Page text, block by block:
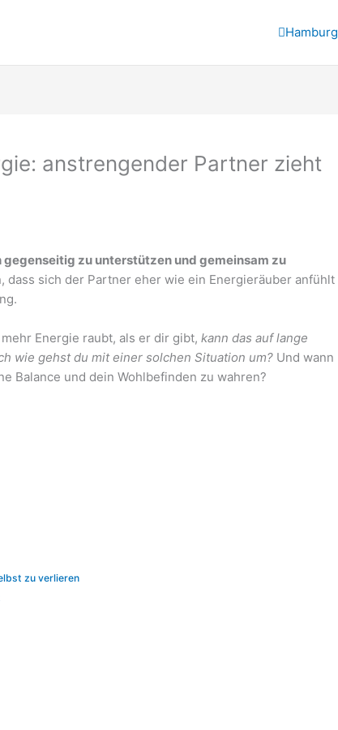
Hamburg
anstrengender Partner zieht
gegenseitig zu unterstützen und gemeinsam zu
dass sich der Partner eher wie ein Energieräuber anfühlt
Energie raubt, als er dir gibt, kann das auf lange
wie gehst du mit einer solchen Situation um? Und wann
Balance und dein Wohlbefinden zu wahren?
zu verlieren